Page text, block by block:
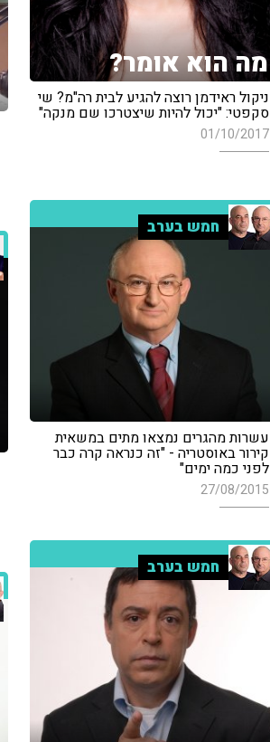
מה הוא אומר?
ניקול ראידמן רוצה להגיע לבית רה"מ? שי
סקפטי: "יכול להיות שיצטרכו שם מנקה"
01/10/2017
חמש בערב
עשרות מהגרים נמצאו מתים במשאית
קירור באוסטריה - "זה כנראה קרה כבר
לפני כמה ימים"
27/08/2015
חמש בערב